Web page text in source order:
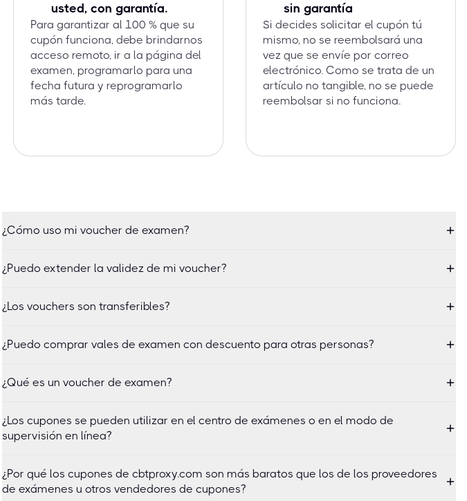
usted, con garantía.
Para garantizar al 100 % que su
cupón funciona, debe brindarnos
acceso remoto, ir a la página del
examen, programarlo para una
fecha futura y reprogramarlo
más tarde.
sin garantía
Si decides solicitar el cupón tú
mismo, no se reembolsará una
vez que se envíe por correo
electrónico. Como se trata de un
artículo no tangible, no se puede
reembolsar si no funciona.
¿Cómo uso mi voucher de examen?
¿Puedo extender la validez de mi voucher?
¿Los vouchers son transferibles?
¿Puedo comprar vales de examen con descuento para otras personas?
¿Qué es un voucher de examen?
¿Los cupones se pueden utilizar en el centro de exámenes o en el modo de
supervisión en línea?
¿Por qué los cupones de cbtproxy.com son más baratos que los de los proveedores
de exámenes u otros vendedores de cupones?